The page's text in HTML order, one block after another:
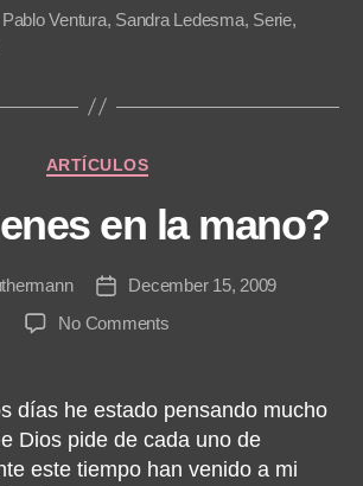
Pablo Ventura, Sandra Ledesma, Serie,
Categories
ARTÍCULOS
en la mano?
PostDecember 15, 2009
No Commentson
mano?
días he estado pensando mucho
Dios pide de cada uno de
este tiempo han venido a mi